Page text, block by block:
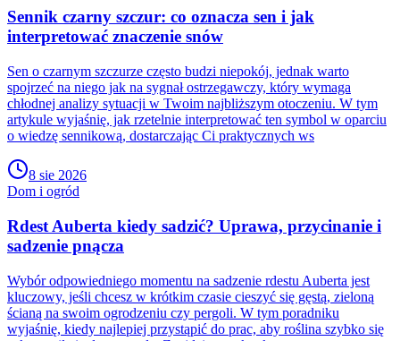
Sennik czarny szczur: co oznacza sen i jak
interpretować znaczenie snów
Sen o czarnym szczurze często budzi niepokój, jednak warto
spojrzeć na niego jak na sygnał ostrzegawczy, który wymaga
chłodnej analizy sytuacji w Twoim najbliższym otoczeniu. W tym
artykule wyjaśnię, jak rzetelnie interpretować ten symbol w oparciu
o wiedzę sennikową, dostarczając Ci praktycznych ws
8 sie 2026
Dom i ogród
Rdest Auberta kiedy sadzić? Uprawa, przycinanie i
sadzenie pnącza
Wybór odpowiedniego momentu na sadzenie rdestu Auberta jest
kluczowy, jeśli chcesz w krótkim czasie cieszyć się gęstą, zieloną
ścianą na swoim ogrodzeniu czy pergoli. W tym poradniku
wyjaśnię, kiedy najlepiej przystąpić do prac, aby roślina szybko się